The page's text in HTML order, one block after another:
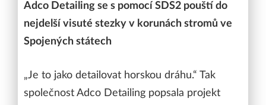
Adco Detailing se s pomocí SDS2 pouští do
nejdelší visuté stezky v korunách stromů ve
Spojených státech
„Je to jako detailovat horskou dráhu.“ Tak
společnost Adco Detailing popsala projekt